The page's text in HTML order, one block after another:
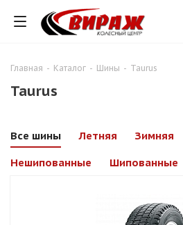
Главная - Каталог - Шины - Taurus
Taurus
Все шины Летняя Зимняя
Нешипованные Шипованные